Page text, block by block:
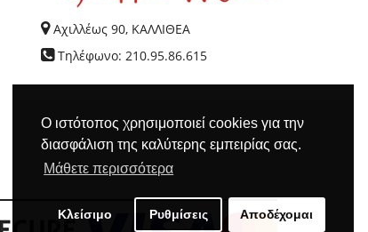
Ο ιστότοπος χρησιμοποιεί cookies για την
διασφάλιση της καλύτερης εμπειρίας σας.
Μάθετε περισσότερα
Κλείσιμο Ρυθμίσεις Αποδέχομαι
Αχιλλέως 90, ΚΑΛΛΙΘΕΑ
Τηλέφωνο: 210.95.86.615